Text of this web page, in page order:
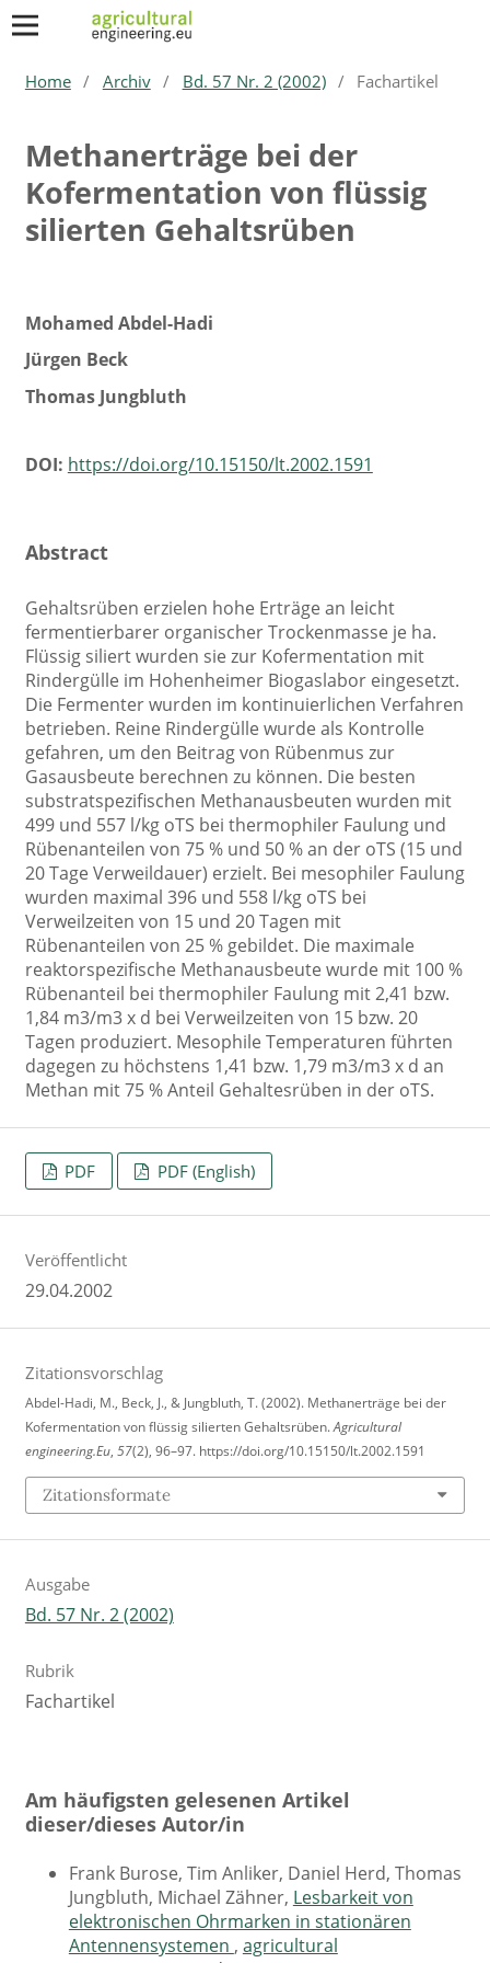
Home / Archiv / Bd. 57 Nr. 2 (2002) / Fachartikel
Methanerträge bei der
Kofermentation von flüssig
silierten Gehaltsrüben
Mohamed Abdel-Hadi
Jürgen Beck
Thomas Jungbluth
DOI: https://doi.org/10.15150/lt.2002.1591
Abstract
Gehaltsrüben erzielen hohe Erträge an leicht
fermentierbarer organischer Trockenmasse je ha.
Flüssig siliert wurden sie zur Kofermentation mit
Rindergülle im Hohenheimer Biogaslabor eingesetzt.
Die Fermenter wurden im kontinuierlichen Verfahren
betrieben. Reine Rindergülle wurde als Kontrolle
gefahren, um den Beitrag von Rübenmus zur
Gasausbeute berechnen zu können. Die besten
substratspezifischen Methanausbeuten wurden mit
499 und 557 l/kg oTS bei thermophiler Faulung und
Rübenanteilen von 75 % und 50 % an der oTS (15 und
20 Tage Verweildauer) erzielt. Bei mesophiler Faulung
wurden maximal 396 und 558 l/kg oTS bei
Verweilzeiten von 15 und 20 Tagen mit
Rübenanteilen von 25 % gebildet. Die maximale
reaktorspezifische Methanausbeute wurde mit 100 %
Rübenanteil bei thermophiler Faulung mit 2,41 bzw.
1,84 m3/m3 x d bei Verweilzeiten von 15 bzw. 20
Tagen produziert. Mesophile Temperaturen führten
dagegen zu höchstens 1,41 bzw. 1,79 m3/m3 x d an
Methan mit 75 % Anteil Gehaltesrüben in der oTS.
PDF PDF (English)
Veröffentlicht
29.04.2002
Zitationsvorschlag
Abdel-Hadi, M., Beck, J., & Jungbluth, T. (2002). Methanerträge bei der
Kofermentation von flüssig silierten Gehaltsrüben.Agricultural
engineering.Eu, 57(2), 96–97. https://doi.org/10.15150/lt.2002.1591
Zitationsformate
Ausgabe
Bd. 57 Nr. 2 (2002)
Rubrik
Fachartikel
Am häufigsten gelesenen Artikel
dieser/dieses Autor/in
Frank Burose, Tim Anliker, Daniel Herd, Thomas
Jungbluth, Michael Zähner, Lesbarkeit von
elektronischen Ohrmarken in stationären
Antennensystemen , agricultural